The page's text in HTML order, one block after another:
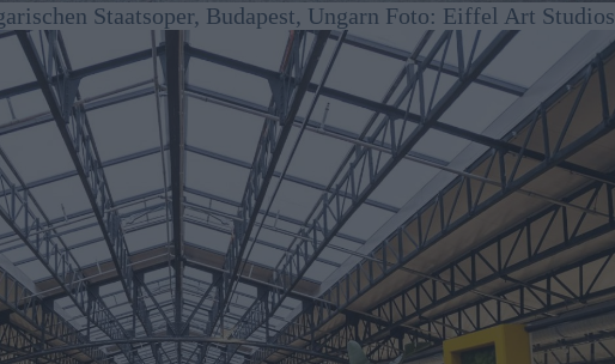
Staatsoper, Budapest, Ungarn Foto: Eiffel Art Studios